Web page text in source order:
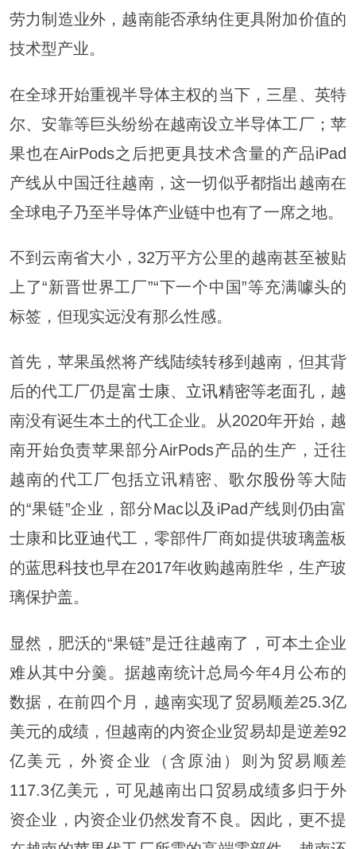
劳力制造业外，越南能否承纳住更具附加价值的
技术型产业。
在全球开始重视半导体主权的当下，三星、英特
尔、安靠等巨头纷纷在越南设立半导体工厂；苹
果也在AirPods之后把更具技术含量的产品iPad
产线从中国迁往越南，这一切似乎都指出越南在
全球电子乃至半导体产业链中也有了一席之地。
不到云南省大小，32万平方公里的越南甚至被贴
上了“新晋世界工厂”“下一个中国”等充满噱头的
标签，但现实远没有那么性感。
首先，苹果虽然将产线陆续转移到越南，但其背
后的代工厂仍是富士康、 立讯精密等老面孔，越
南没有诞生本土的代工企业。从2020年开始，越
南开始负责苹果部分AirPods产品的生产，迁往
越南的代工厂包括立讯精密、歌尔股份等大陆
的“果链”企业，部分Mac以及iPad产线则仍由富
士康和 比亚迪代工，零部件厂商如提供玻璃盖板
的蓝思科技也早在2017年收购越南胜华，生产玻
璃保护盖。
显然，肥沃的“果链”是迁往越南了，可本土企业
难从其中分羹。据越南统计总局今年4月公布的
数据，在前四个月，越南实现了贸易顺差25.3亿
美元的成绩，但越南的内资企业贸易却是逆差92
亿美元，外资企业（含原油）则为贸易顺差
117.3亿美元，可见越南出口贸易成绩多归于外
资企业，内资企业仍然发育不良。因此，更不提